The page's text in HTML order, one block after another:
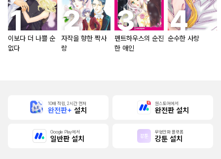
이보다 더 나쁠 순
없다
자작을 향한 짝사
랑
펜트하우스의 순진
한 애인
순수한 사랑
10배 적립, 2시간 먼저
완전판+ 설치
원스토어에서
완전판 설치
Google Play에서
일반판 설치
무협만화 플랫폼
강툰 설치